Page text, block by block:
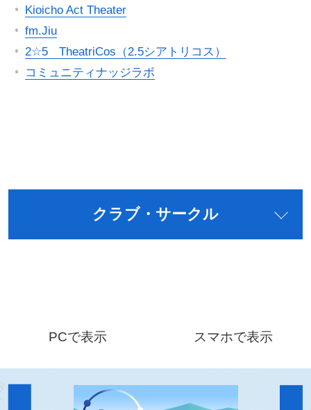
Kioicho Act Theater
fm.Jiu
2☆5 TheatriCos（2.5シアトリコス）
コミュニティナッジラボ
クラブ・サークル
PCで表示 スマホで表示